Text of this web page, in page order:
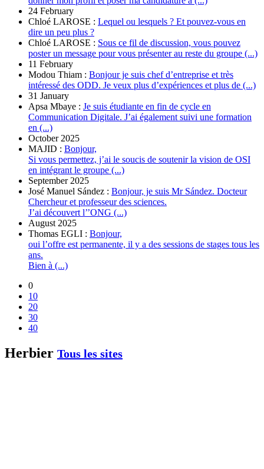
24 February
Chloé LAROSE : Lequel ou lesquels ? Et pouvez-vous en
dire un peu plus ?
Chloé LAROSE : Sous ce fil de discussion, vous pouvez
poster un message pour vous présenter au reste du groupe (...)
11 February
Modou Thiam : Bonjour je suis chef d’entreprise et très
intéressé des ODD. Je veux plus d’expériences et plus de (...)
31 January
Apsa Mbaye : Je suis étudiante en fin de cycle en
Communication Digitale. J’ai également suivi une formation
en (...)
October 2025
MAJID : Bonjour,
Si vous permettez, j’ai le soucis de soutenir la vision de OSI
en intégrant le groupe (...)
September 2025
José Manuel Sández : Bonjour, je suis Mr Sández. Docteur
Chercheur et professeur des sciences.
J’ai découvert l’’ONG (...)
August 2025
Thomas EGLI : Bonjour,
oui l’offre est permanente, il y a des sessions de stages tous les
ans.
Bien à (...)
0
10
20
30
40
Herbier Tous les sites